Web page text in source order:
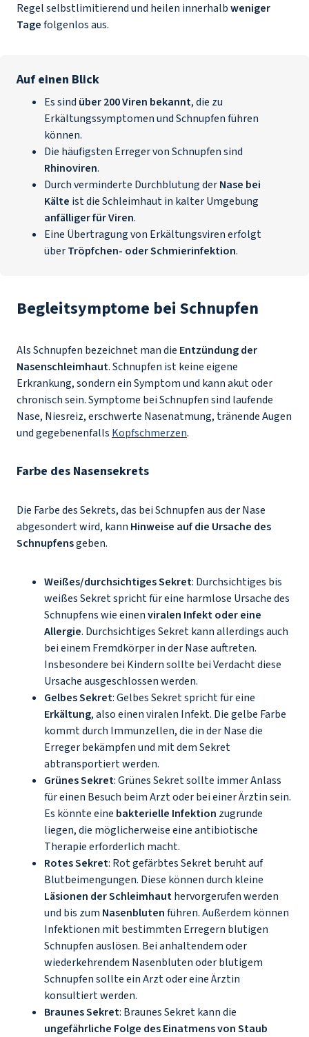
Regel selbstlimitierend und heilen innerhalbweniger
Tagefolgenlos aus.
Auf einen Blick
Es sind über 200 Viren bekannt, die zu
Erkältungssymptomen und Schnupfen führen
können.
Die häufigsten Erreger von Schnupfen sind
Rhinoviren.
Durch verminderte Durchblutung derNase bei
Kälte ist die Schleimhaut in kalter Umgebung
anfälliger für Viren.
Eine Übertragung von Erkältungsviren erfolgt
überTröpfchen- oder Schmierinfektion.
Begleitsymptome bei Schnupfen
Als Schnupfen bezeichnet man die Entzündung der
Nasenschleimhaut. Schnupfen ist keine eigene
Erkrankung, sondern ein Symptom und kann akut oder
chronisch sein. Symptome bei Schnupfen sind laufende
Nase, Niesreiz, erschwerte Nasenatmung, tränende Augen
und gegebenenfalls Kopfschmerzen.
Farbe des Nasensekrets
Die Farbe des Sekrets, das bei Schnupfen aus der Nase
abgesondert wird, kann Hinweise auf die Ursache des
Schnupfensgeben.
Weißes/durchsichtiges Sekret: Durchsichtiges bis
weißes Sekret spricht für eine harmlose Ursache des
Schnupfens wie einenviralen Infekt oder eine
Allergie. Durchsichtiges Sekret kann allerdings auch
bei einem Fremdkörper in der Nase auftreten.
Insbesondere bei Kindern sollte bei Verdacht diese
Ursache ausgeschlossen werden.
Gelbes Sekret: Gelbes Sekret spricht für eine
Erkältung, also einen viralen Infekt. Die gelbe Farbe
kommt durch Immunzellen, die in der Nase die
Erreger bekämpfen und mit dem Sekret
abtransportiert werden.
Grünes Sekret: Grünes Sekret sollte immer Anlass
für einen Besuch beim Arzt oder bei einer Ärztin sein.
Es könnte eine bakterielle Infektion zugrunde
liegen, die möglicherweise eine antibiotische
Therapie erforderlich macht.
Rotes Sekret: Rot gefärbtes Sekret beruht auf
Blutbeimengungen. Diese können durch kleine
Läsionen der Schleimhauthervorgerufen werden
und bis zum Nasenblutenführen. Außerdem können
Infektionen mit bestimmten Erregern blutigen
Schnupfen auslösen. Bei anhaltendem oder
wiederkehrendem Nasenbluten oder blutigem
Schnupfen sollte ein Arzt oder eine Ärztin
konsultiert werden.
Braunes Sekret: Braunes Sekret kann die
ungefährliche Folge des Einatmens von Staub